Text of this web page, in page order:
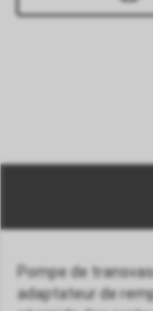
Pompe de
adaptateur de